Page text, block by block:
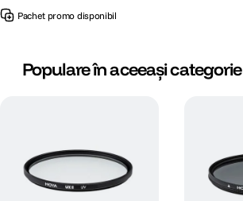
Pachet promo disponibil
Populare în aceeași categorie